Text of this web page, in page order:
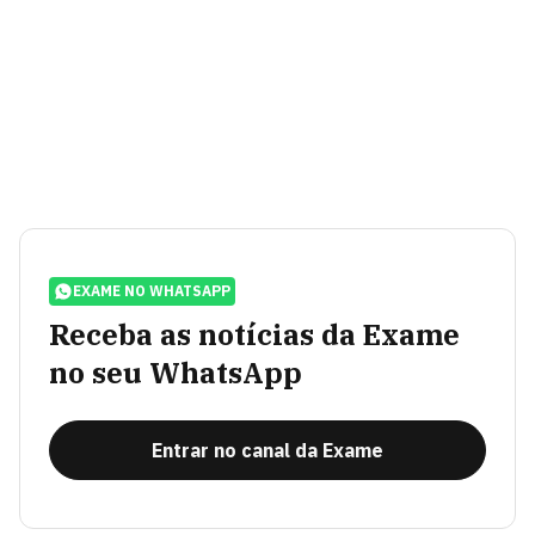
EXAME NO WHATSAPP
Receba as notícias da Exame
no seu WhatsApp
Entrar no canal da Exame